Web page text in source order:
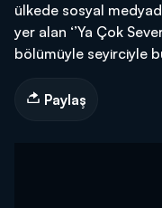
ülkede sosyal
yer alan ‘’Ya Çok
bölümüyle seyirciyle
Paylaş